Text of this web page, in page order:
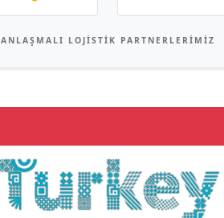
ANLAŞMALI LOJISTIK PARTNERLERIMIZ